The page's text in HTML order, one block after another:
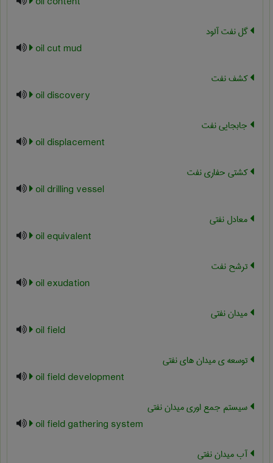
گل نفت آلود
oil cut mud
کشف نفت
oil discovery
جابجایی نفت
oil displacement
کشتی حفاری نفت
oil drilling vessel
معادل نفتی
oil equivalent
ترشح نفت
oil exudation
میدان نفتی
oil field
توسعه ی میدان های نفتی
oil field development
سیستم جمع اوری میدان نفتی
oil field gathering system
آب میدان نفتی